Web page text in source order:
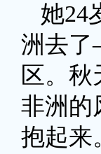
她24
洲去
区。
非洲的
抱起来